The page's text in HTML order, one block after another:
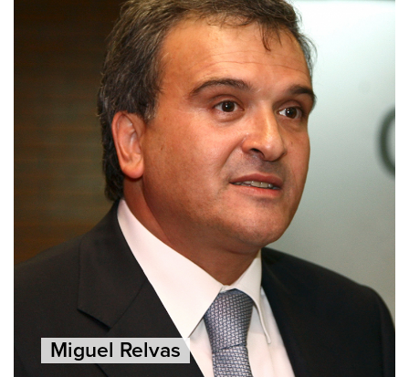
Miguel Relvas